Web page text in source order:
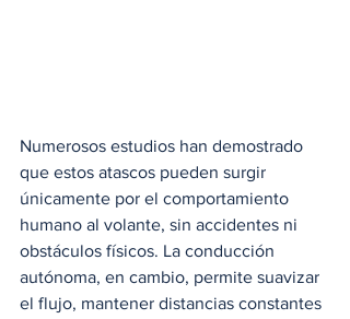
Numerosos estudios han demostrado
que estos atascos pueden surgir
únicamente por el comportamiento
humano al volante, sin accidentes ni
obstáculos físicos. La conducción
autónoma, en cambio, permite suavizar
el flujo, mantener distancias constantes